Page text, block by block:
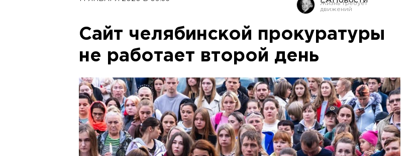
Сайт челябинской прокуратуры
не работает второй день